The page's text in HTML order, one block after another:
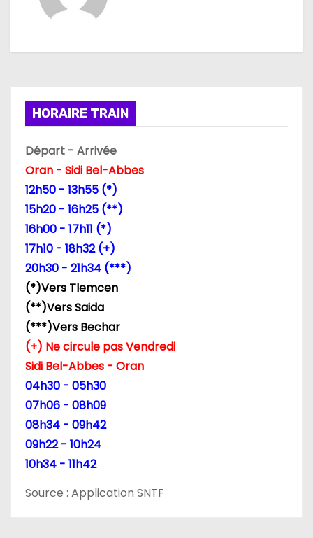
a
o
n
d
e
a
r
t
c
e
HORAIRE TRAIN
Départ - Arrivée
Oran - Sidi Bel-Abbes
12h50 - 13h55 (*)
15h20 - 16h25 (**)
16h00 - 17h11 (*)
17h10 - 18h32 (+)
20h30 - 21h34 (***)
(*)Vers Tlemcen
(**)Vers Saida
(***)Vers Bechar
(+) Ne circule pas Vendredi
Sidi Bel-Abbes - Oran
04h30 - 05h30
07h06 - 08h09
08h34 - 09h42
09h22 - 10h24
10h34 - 11h42
Source : Application SNTF